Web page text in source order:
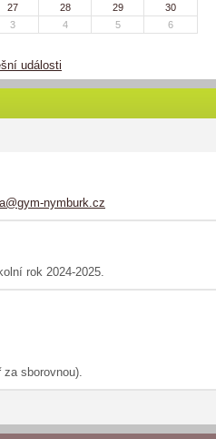
27 28 29
30
3 4 5 6
události
nymburk.cz
rok 2024-2025.
sborovnou).